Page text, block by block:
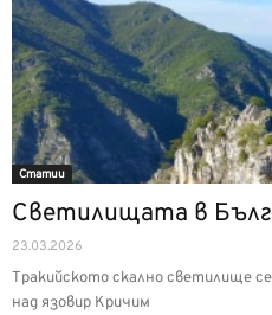
Статии
Светилищата в
23.03.2026
Тракийското скално светилище
над язовир Кричим